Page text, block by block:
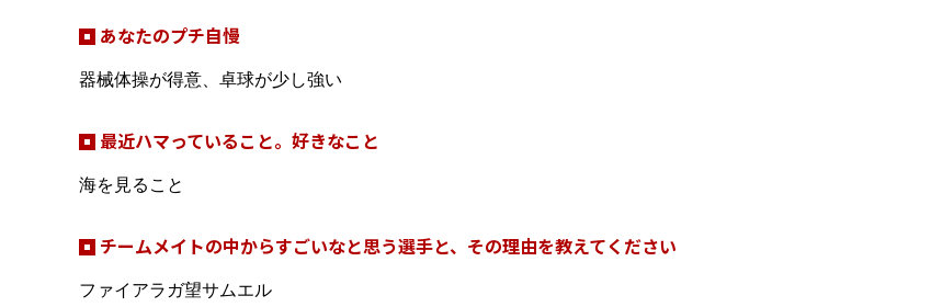
あなたのプチ自慢
器械体操が得意、卓球が少し強い
最近ハマっていること。好きなこと
海を見ること
チームメイトの中からすごいなと思う選手と、その理由を教えてください
ファイアラガ望サムエル